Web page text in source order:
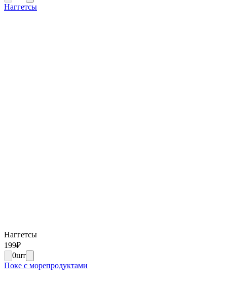
Наггетсы
Наггетсы
199₽
0шт
Поке с морепродуктами